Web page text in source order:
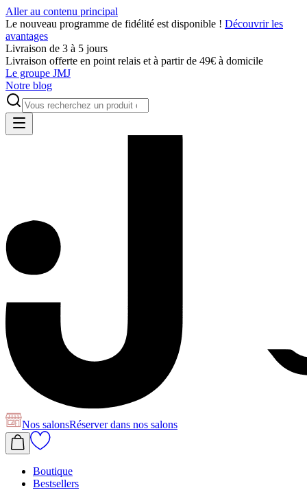
Aller au contenu principal
Le nouveau programme de fidélité est disponible ! Découvrir les
avantages
Livraison de 3 à 5 jours
Livraison offerte en point relais et à partir de 49€ à domicile
Le groupe JMJ
Notre blog
Nos salonsRéserverdans nos salons
Boutique
Bestsellers